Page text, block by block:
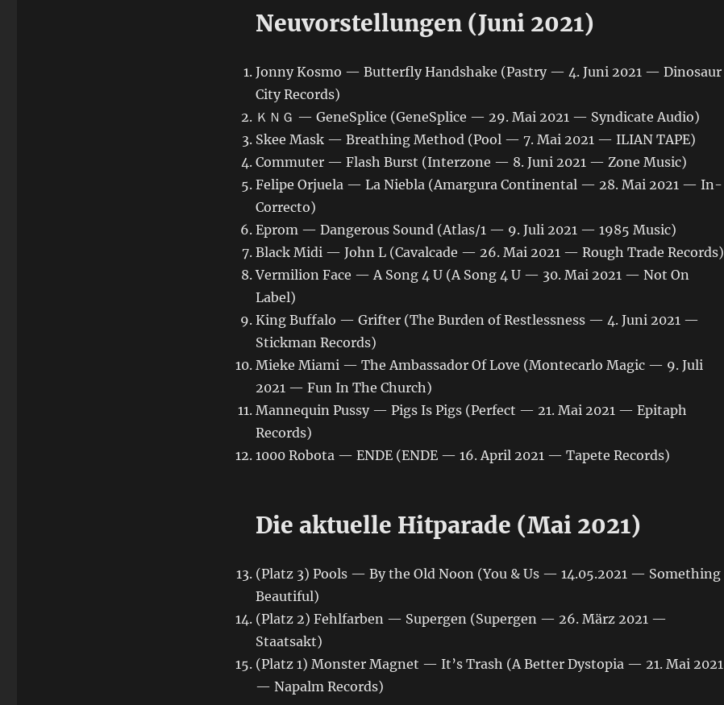
Neuvorstellungen (Juni 2021)
Jonny Kosmo — Butterfly Handshake (Pastry — 4. Juni 2021 — Dinosaur
City Records)
ＫＮＧ — GeneSplice (GeneSplice — 29. Mai 2021 — Syndicate Audio)
Skee Mask — Breathing Method (Pool — 7. Mai 2021 — ILIAN TAPE)
Commuter — Flash Burst (Interzone — 8. Juni 2021 — Zone Music)
Felipe Orjuela — La Niebla (Amargura Continental — 28. Mai 2021 — In-
Correcto)
Eprom — Dangerous Sound (Atlas/1 — 9. Juli 2021 — 1985 Music)
Black Midi — John L (Cavalcade — 26. Mai 2021 — Rough Trade Records)
Vermilion Face — A Song 4 U (A Song 4 U — 30. Mai 2021 — Not On
Label)
King Buffalo — Grifter (The Burden of Restlessness — 4. Juni 2021 —
Stickman Records)
Mieke Miami — The Ambassador Of Love (Montecarlo Magic — 9. Juli
2021 — Fun In The Church)
Mannequin Pussy — Pigs Is Pigs (Perfect — 21. Mai 2021 — Epitaph
Records)
1000 Robota — ENDE (ENDE — 16. April 2021 — Tapete Records)
Die aktuelle Hitparade (Mai 2021)
(Platz 3) Pools — By the Old Noon (You & Us — 14.05.2021 — Something
Beautiful)
(Platz 2) Fehlfarben — Supergen (Supergen — 26. März 2021 —
Staatsakt)
(Platz 1) Monster Magnet — It’s Trash (A Better Dystopia — 21. Mai 2021
— Napalm Records)